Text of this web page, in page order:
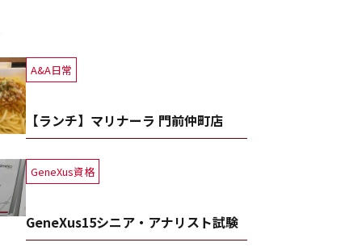
A&A日常
【ランチ】マリナーラ 門前仲町店
GeneXus資格
GeneXus15シニア・アナリスト試験